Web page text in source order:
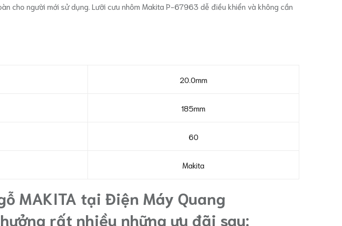
cho người mới sử dụng. Lưỡi cưu nhôm Makita P-67963 dễ điều khiển và không cần
20.0mm
185mm
60
Makita
MAKITA tại Điện Máy Quang
rất nhiều những ưu đãi sau: